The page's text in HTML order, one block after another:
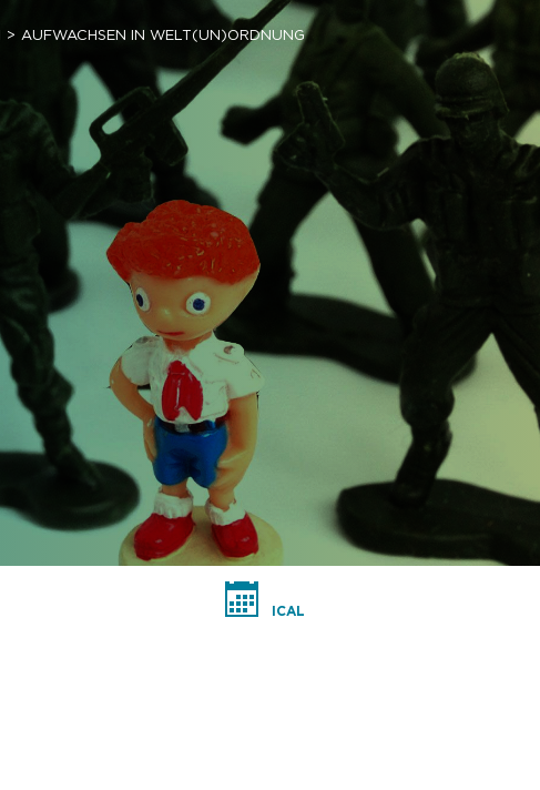
AUFWACHSEN IN WELT(UN)ORDNUNG
ICAL